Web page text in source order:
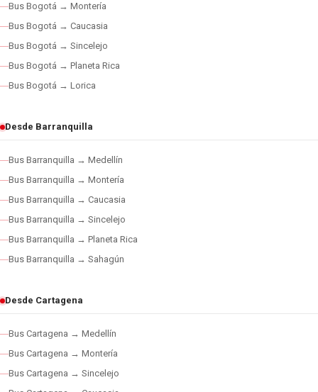
Bus Bogotá → Montería
Bus Bogotá → Caucasia
Bus Bogotá → Sincelejo
Bus Bogotá → Planeta Rica
Bus Bogotá → Lorica
Desde Barranquilla
Bus Barranquilla → Medellín
Bus Barranquilla → Montería
Bus Barranquilla → Caucasia
Bus Barranquilla → Sincelejo
Bus Barranquilla → Planeta Rica
Bus Barranquilla → Sahagún
Desde Cartagena
Bus Cartagena → Medellín
Bus Cartagena → Montería
Bus Cartagena → Sincelejo